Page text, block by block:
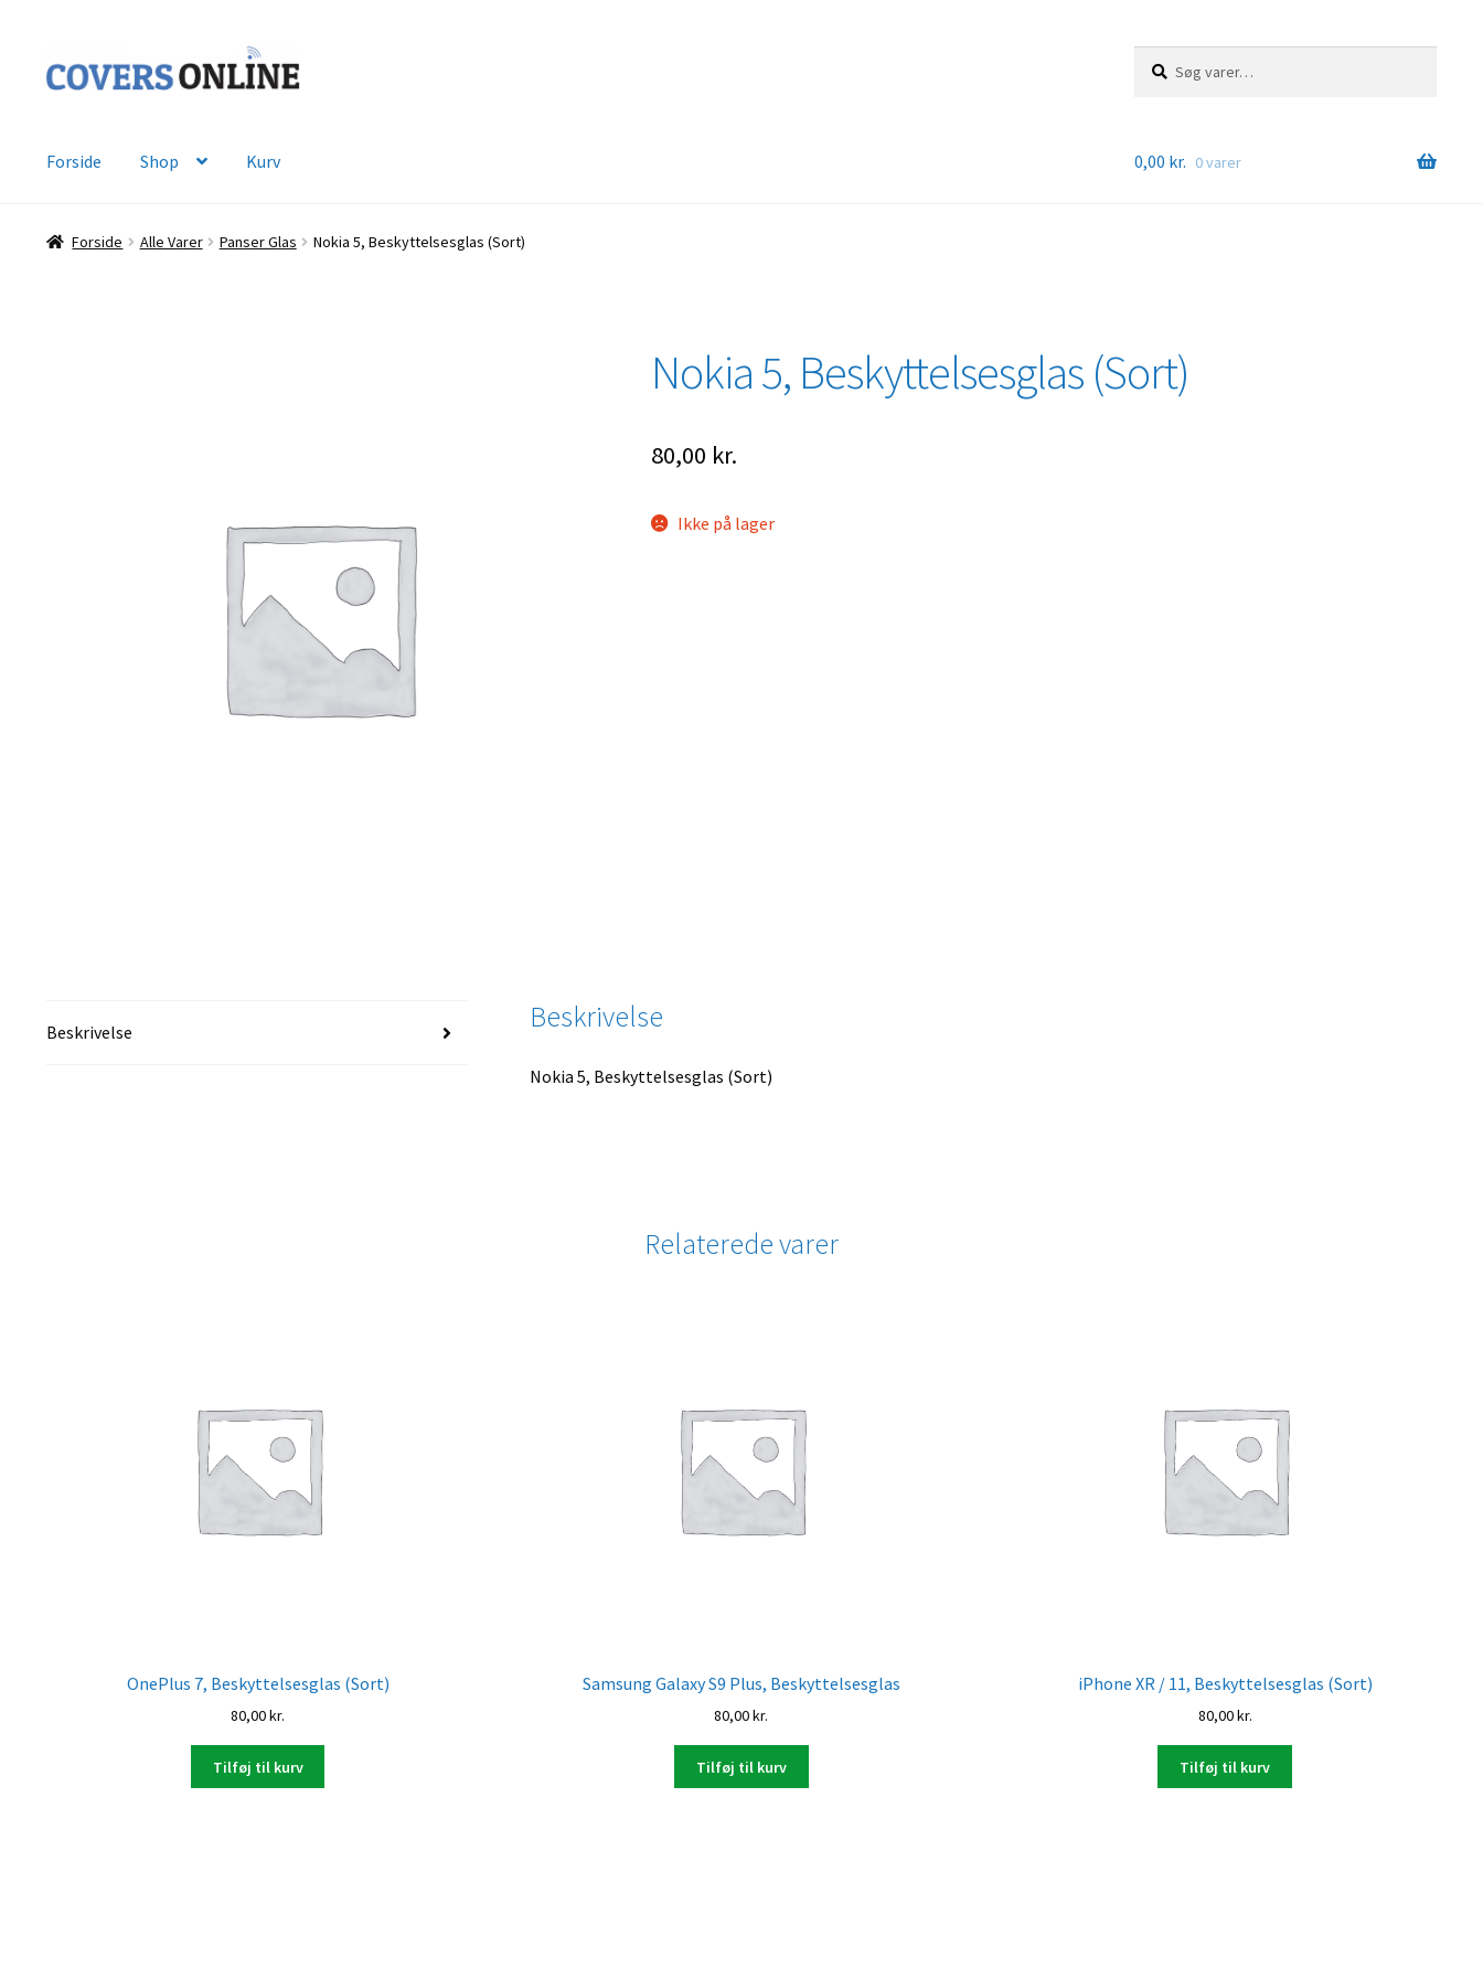
til
til
efter:
Forside Shop Kurv 0,00 kr. 0 varer
Forside Alle Varer Panser Glas Nokia 5, Beskyttelsesglas (Sort)
Nokia 5, Beskyttelsesglas (Sort)
80,00 kr.
Ikke på lager
Beskrivelse Beskrivelse
Nokia 5, Beskyttelsesglas (Sort)
Relaterede varer
OnePlus 7, Beskyttelsesglas (Sort)
80,00kr.
Tilføj til kurv
Samsung Galaxy S9 Plus, Beskyttelsesglas
80,00kr.
Tilføj til kurv
iPhone XR / 11, Beskyttelsesglas (Sort)
80,00kr.
Tilføj til kurv